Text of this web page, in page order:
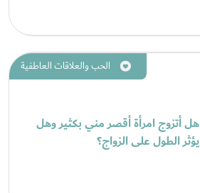
الحب والعلاقات العاطفية
هل أتزوج امرأة أقصر مني بكثير وهل
يؤثر الطول على الزواج؟